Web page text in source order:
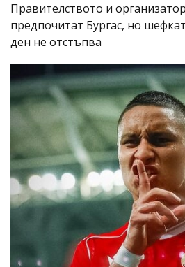
Правителството и
предпочитат Бургас, но
ден не отстъпва